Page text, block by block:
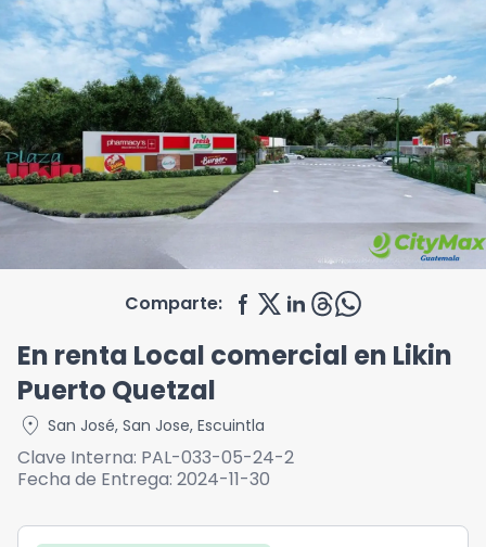
Comparte:
En renta Local comercial en Likin
Puerto Quetzal
location_on San José, San Jose, Escuintla
Clave Interna: PAL-033-05-24-2
Fecha de Entrega: 2024-11-30